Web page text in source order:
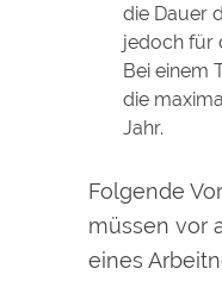
die Dauer
jedoch für
Bei einem
die
Jahr.
Folgende
müssen vor
eines